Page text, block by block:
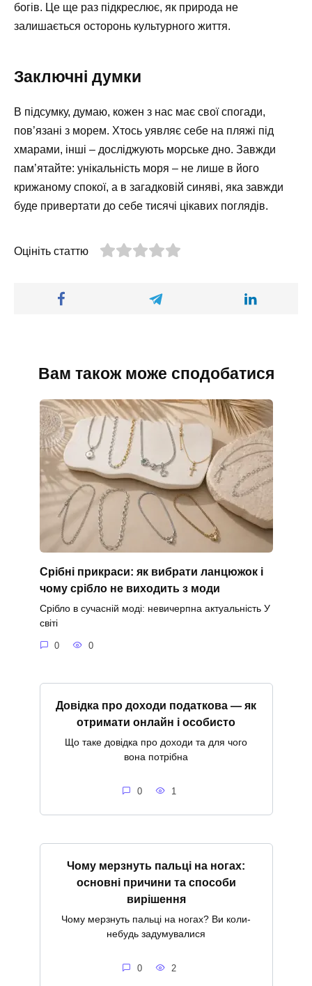
богів. Це ще раз підкреслює, як природа не
залишається осторонь культурного життя.
Заключні думки
В підсумку, думаю, кожен з нас має свої спогади,
пов’язані з морем. Хтось уявляє себе на пляжі під
хмарами, інші – досліджують морське дно. Завжди
пам’ятайте: унікальність моря – не лише в його
крижаному спокої, а в загадковій синяві, яка завжди
буде привертати до себе тисячі цікавих поглядів.
Оцініть статтю
Вам також може сподобатися
Срібні прикраси: як вибрати ланцюжок і
чому срібло не виходить з моди
Срібло в сучасній моді: невичерпна актуальність У
світі
0 0
Довідка про доходи податкова — як
отримати онлайн і особисто
Що таке довідка про доходи та для чого
вона потрібна
0 1
Чому мерзнуть пальці на ногах:
основні причини та способи
вирішення
Чому мерзнуть пальці на ногах? Ви коли-
небудь задумувалися
0 2